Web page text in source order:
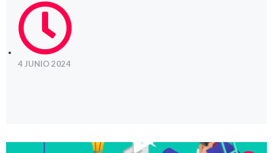
4 JUNIO 2024